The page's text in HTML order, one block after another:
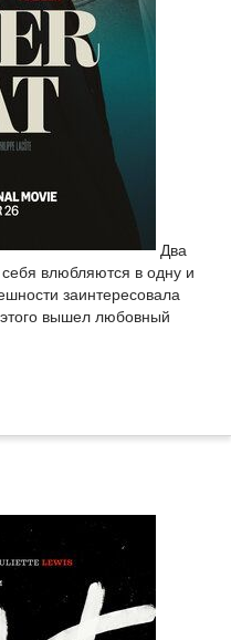
Два
влюбляются в одну и
заинтересовала
вышел любовный